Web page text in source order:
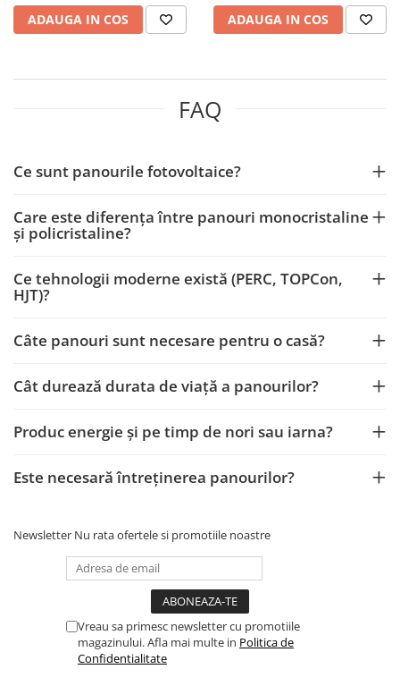
Banda inox
Tablouri electrice
Tablouri sigurante echipat DC/AC
Canal cablu pardoseala
Cutie ABS
Cutie ABS modulara
Doze aparat
Jgheab metalic perforat
Tablou metalic
Tablou organizare santier necablat
Tub flexibil
Protectie
Aparate de masura si comanda
Blocuri de masura si protectie
ADAUGA IN COS ADAUGA IN COS
FAQ
Ce sunt panourile fotovoltaice?
Care este diferența între panouri monocristaline
și policristaline?
Ce tehnologii moderne există (PERC, TOPCon,
HJT)?
Câte panouri sunt necesare pentru o casă?
Cât durează durata de viață a panourilor?
Produc energie și pe timp de nori sau iarna?
Este necesară întreținerea panourilor?
Newsletter Nu rata ofertele si promotiile noastre
Vreau sa primesc newsletter cu promotiile
magazinului. Afla mai multe in Politica de
Confidentialitate